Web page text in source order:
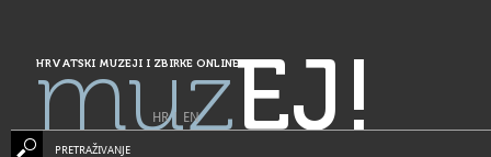
HRVATSKI MUZEJI I ZBIRKE ONLINE
muzEJ!
HR| EN
PRETRAŽIVANJE